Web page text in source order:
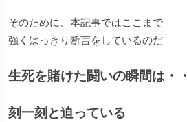
そのために、本記事ではここまで
強くはっきり断言をしているのだ
生死を賭けた闘いの瞬間は・・
刻一刻と迫っている